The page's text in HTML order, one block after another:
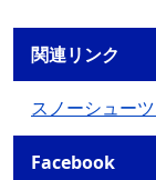
関連リンク
スノーシュー
Facebook